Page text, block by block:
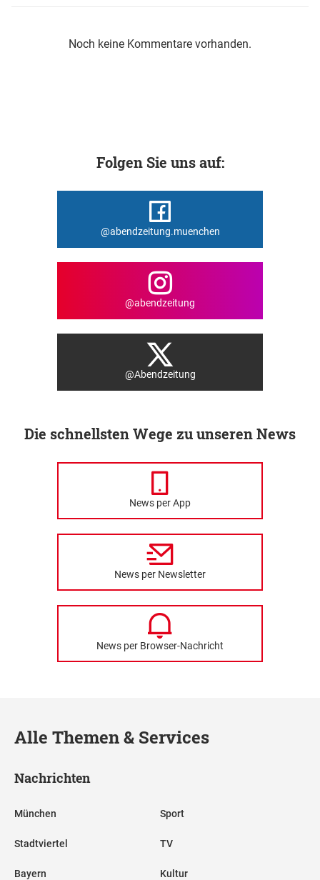
Noch keine Kommentare vorhanden.
Folgen Sie uns auf:
@abendzeitung.muenchen
@abendzeitung
@Abendzeitung
Die schnellsten Wege zu unseren News
News per App
News per Newsletter
News per Browser-Nachricht
Alle Themen & Services
Nachrichten
München
Stadtviertel
Bayern
Sport
TV
Kultur